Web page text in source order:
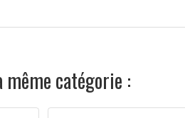
catégorie :